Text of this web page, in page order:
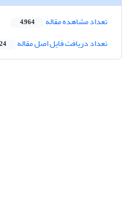
تعداد مشاهده مقاله 4,964
تعداد دریافت فایل اصل مقاله